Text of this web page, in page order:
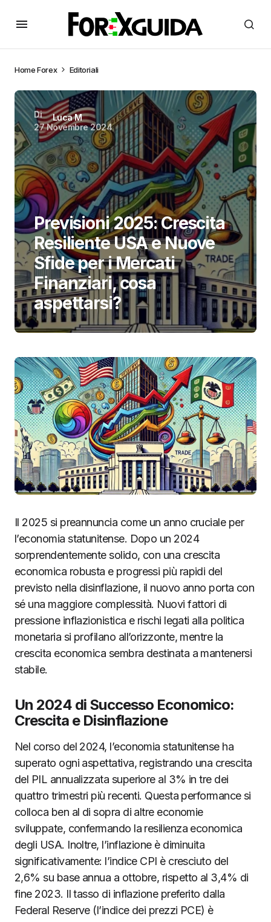
HomeForex Editoriali
Di
Luca M
27 Novembre 2024
Previsioni 2025: Crescita
Resiliente USA e Nuove
Sfide per i Mercati
Finanziari, cosa
aspettarsi?
Il 2025 si preannuncia come un anno cruciale per
l’economia statunitense. Dopo un 2024
sorprendentemente solido, con una crescita
economica robusta e progressi più rapidi del
previsto nella disinflazione, il nuovo anno porta con
sé una maggiore complessità. Nuovi fattori di
pressione inflazionistica e rischi legati alla politica
monetaria si profilano all’orizzonte, mentre la
crescita economica sembra destinata a mantenersi
stabile.
Un 2024 di Successo Economico:
Crescita e Disinflazione
Nel corso del 2024, l’economia statunitense ha
superato ogni aspettativa, registrando una crescita
del PIL annualizzata superiore al 3% in tre dei
quattro trimestri più recenti. Questa performance si
colloca ben al di sopra di altre economie
sviluppate, confermando la resilienza economica
degli USA. Inoltre, l’inflazione è diminuita
significativamente: l’indice CPI è cresciuto del
2,6% su base annua a ottobre, rispetto al 3,4% di
fine 2023. Il tasso di inflazione preferito dalla
Federal Reserve (l’indice dei prezzi PCE) è